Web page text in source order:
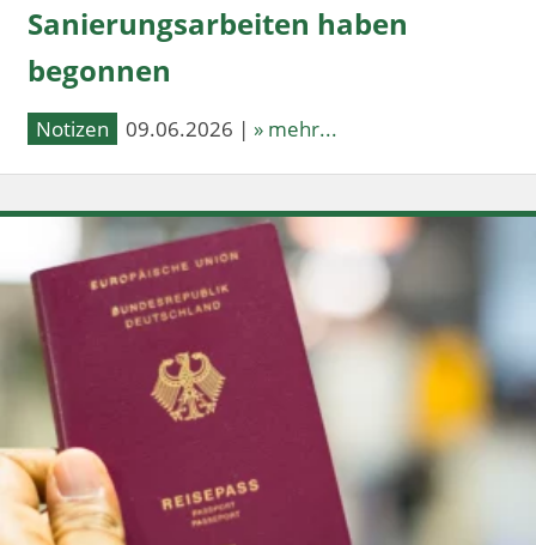
Sanierungsarbeiten haben
begonnen
Notizen 09.06.2026 | » mehr...